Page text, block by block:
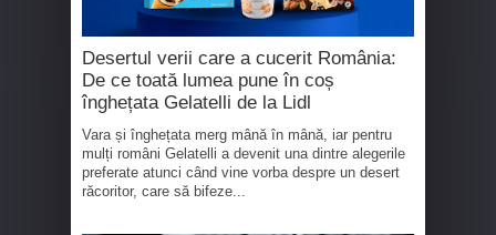
Desertul verii care a cucerit România:
De ce toată lumea pune în coș
înghețata Gelatelli de la Lidl
Vara și înghețata merg mână în mână, iar pentru
mulți români Gelatelli a devenit una dintre alegerile
preferate atunci când vine vorba despre un desert
răcoritor, care să bifeze...